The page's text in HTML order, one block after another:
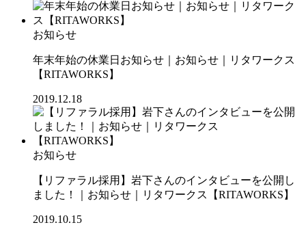
お知らせ
年末年始の休業日お知らせ｜お知らせ｜リタワークス
【RITAWORKS】
2019.12.18
お知らせ
【リファラル採用】岩下さんのインタビューを公開し
ました！｜お知らせ｜リタワークス【RITAWORKS】
2019.10.15